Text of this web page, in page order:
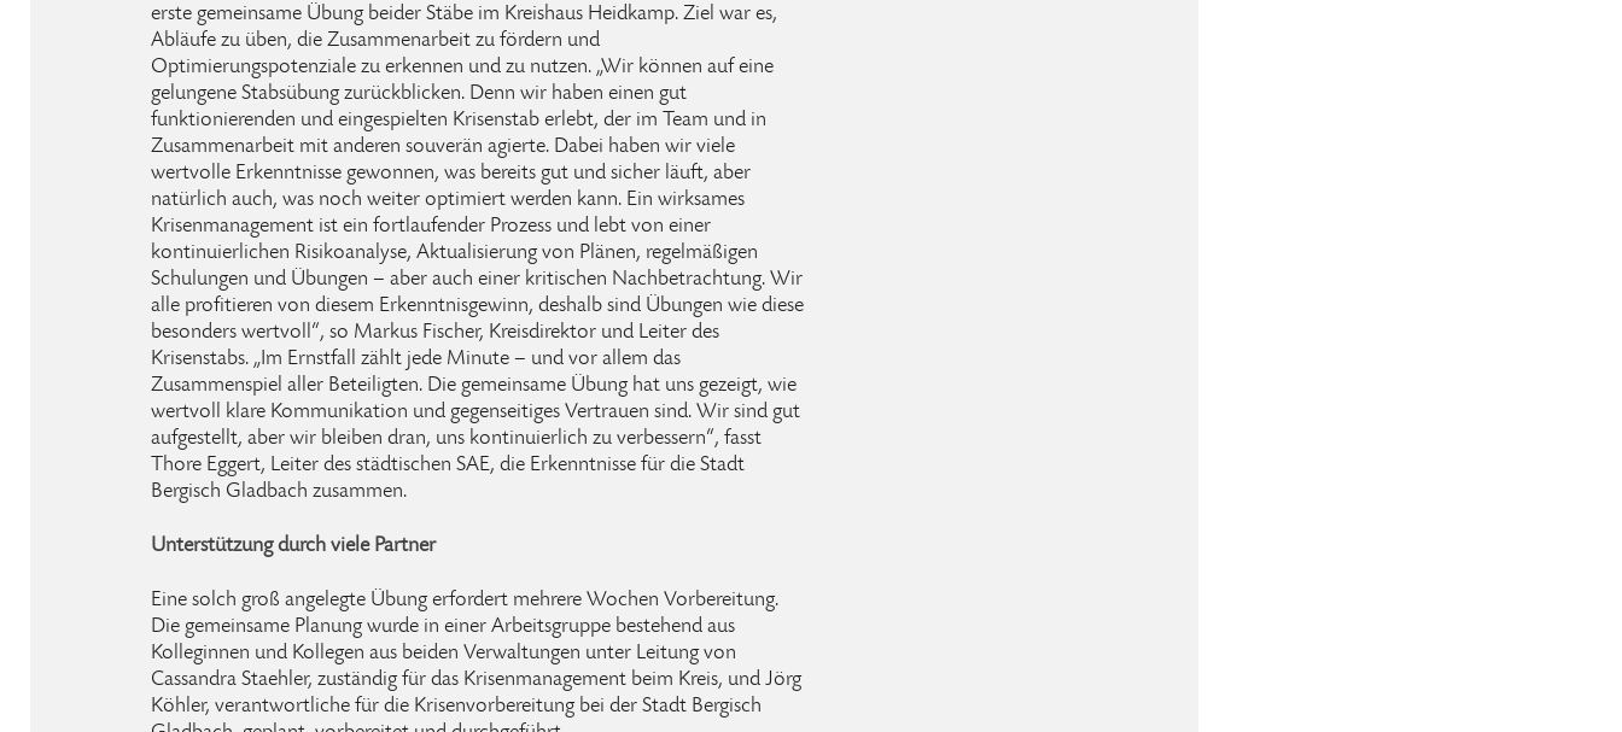
erste gemeinsame Übung beider Stäbe im Kreishaus Heidkamp. Ziel war es,
Abläufe zu üben, die Zusammenarbeit zu fördern und
Optimierungspotenziale zu erkennen und zu nutzen. „Wir können auf eine
gelungene Stabsübung zurückblicken. Denn wir haben einen gut
funktionierenden und eingespielten Krisenstab erlebt, der im Team und in
Zusammenarbeit mit anderen souverän agierte. Dabei haben wir viele
wertvolle Erkenntnisse gewonnen, was bereits gut und sicher läuft, aber
natürlich auch, was noch weiter optimiert werden kann. Ein wirksames
Krisenmanagement ist ein fortlaufender Prozess und lebt von einer
kontinuierlichen Risikoanalyse, Aktualisierung von Plänen, regelmäßigen
Schulungen und Übungen – aber auch einer kritischen Nachbetrachtung. Wir
alle profitieren von diesem Erkenntnisgewinn, deshalb sind Übungen wie diese
besonders wertvoll“, so Markus Fischer, Kreisdirektor und Leiter des
Krisenstabs. „Im Ernstfall zählt jede Minute – und vor allem das
Zusammenspiel aller Beteiligten. Die gemeinsame Übung hat uns gezeigt, wie
wertvoll klare Kommunikation und gegenseitiges Vertrauen sind. Wir sind gut
aufgestellt, aber wir bleiben dran, uns kontinuierlich zu verbessern“, fasst
Thore Eggert, Leiter des städtischen SAE, die Erkenntnisse für die Stadt
Bergisch Gladbach zusammen.
Unterstützung durch viele Partner
Eine solch groß angelegte Übung erfordert mehrere Wochen Vorbereitung.
Die gemeinsame Planung wurde in einer Arbeitsgruppe bestehend aus
Kolleginnen und Kollegen aus beiden Verwaltungen unter Leitung von
Cassandra Staehler, zuständig für das Krisenmanagement beim Kreis, und Jörg
Köhler, verantwortliche für die Krisenvorbereitung bei der Stadt Bergisch